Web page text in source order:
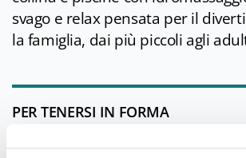
svago e relax pensata per il
la famiglia, dai più piccoli agli
PER TENERSI IN FORMA